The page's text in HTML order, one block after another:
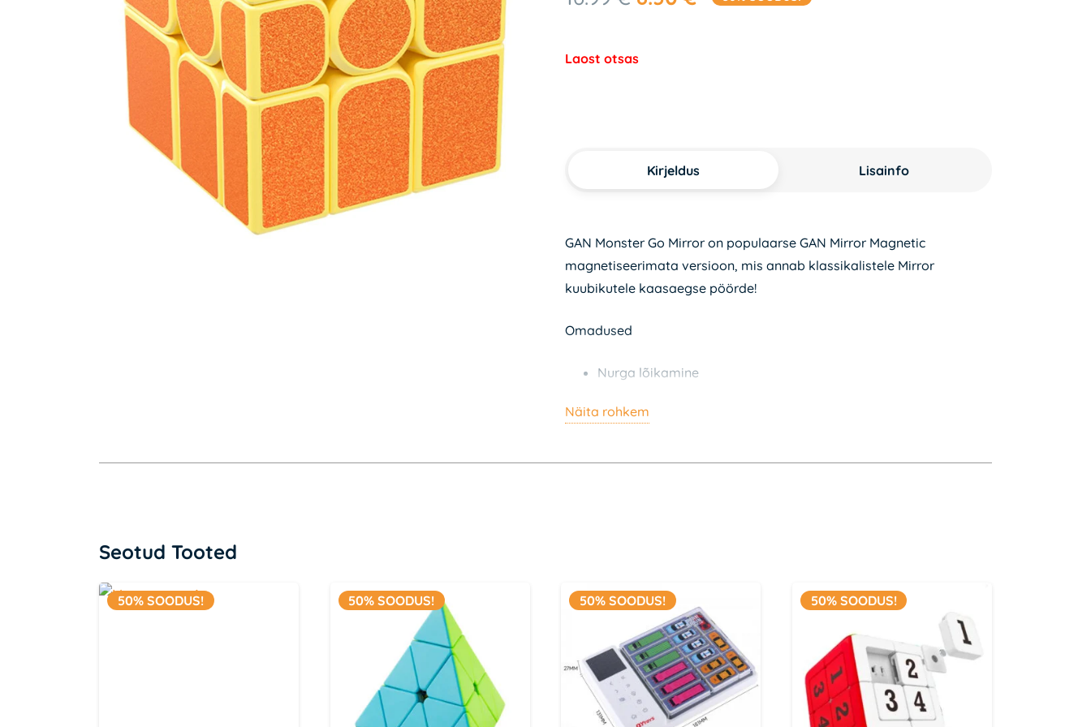
16.99 €.
Laost otsas
Kirjeldus Lisainfo
GAN Monster Go Mirror on populaarse GAN Mirror Magnetic
magnetiseerimata versioon, mis annab klassikalistele Mirror
kuubikutele kaasaegse pöörde!
Omadused
Nurga lõikamine
Näita rohkem
Seotud Tooted
50% SOODUS! 50% SOODUS! 50% SOODUS! 50% SOODUS!